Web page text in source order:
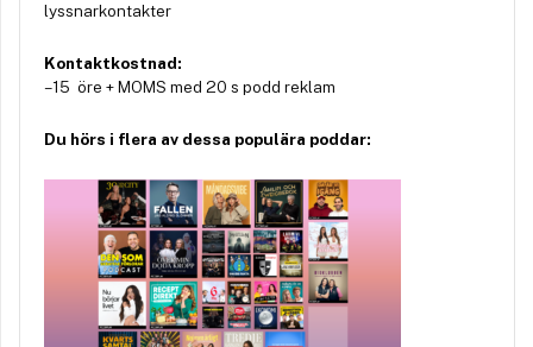
lyssnarkontakter
Kontaktkostnad:
– 15 öre + MOMS med 20 s podd reklam
Du hörs i flera av dessa populära poddar: